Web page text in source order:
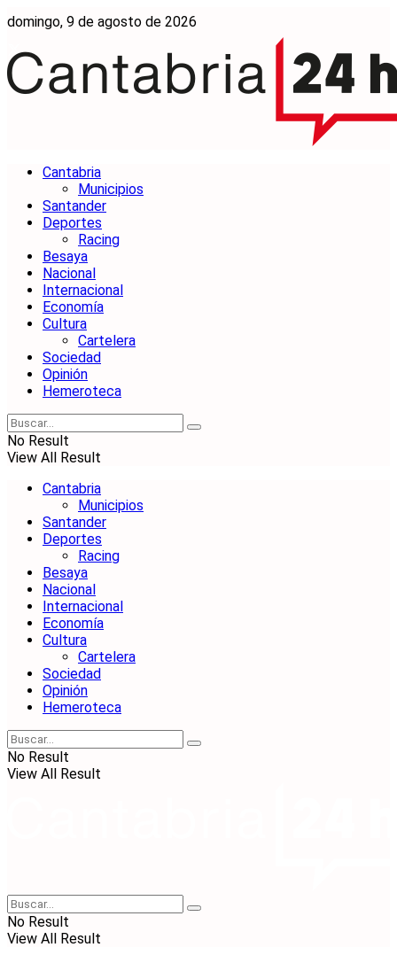
domingo, 9 de agosto de 2026
Cantabria
Municipios
Santander
Deportes
Racing
Besaya
Nacional
Internacional
Economía
Cultura
Cartelera
Sociedad
Opinión
Hemeroteca
No Result
View All Result
Cantabria
Municipios
Santander
Deportes
Racing
Besaya
Nacional
Internacional
Economía
Cultura
Cartelera
Sociedad
Opinión
Hemeroteca
No Result
View All Result
No Result
View All Result